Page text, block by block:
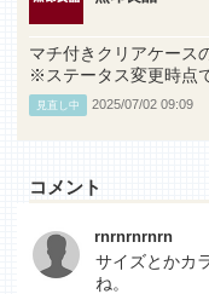
マチ付きクリアケース
※ステータス変更時点
見直し中 2025/07/02 09:09
コメント
rnrnrnrnrn
サイズとかカ
ね。